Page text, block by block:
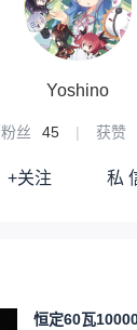
Yoshino
粉丝 45 | 获赞
+关注 私
恒定60瓦